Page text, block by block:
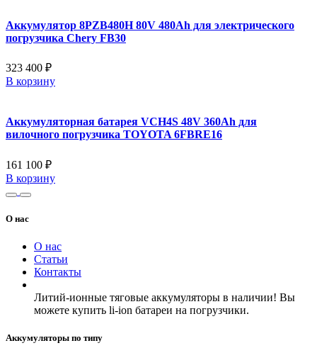
Аккумулятор 8PZB480H 80V 480Ah для электрического
погрузчика Chery FB30
323 400 ₽
В корзину
Аккумуляторная батарея VCH4S 48V 360Ah для
вилочного погрузчика TOYOTA 6FBRE16
161 100 ₽
В корзину
О нас
О нас
Статьи
Контакты
Литий-ионные тяговые аккумуляторы в наличии! Вы
можете купить li-ion батареи на погрузчики.
Аккумуляторы по типу